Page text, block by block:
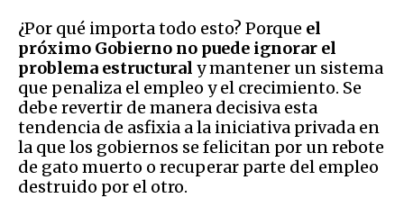
¿Por qué importa todo esto? Porque el
próximo Gobierno no puede ignorar el
problema estructural y mantener un sistema
que penaliza el empleo y el crecimiento. Se
debe revertir de manera decisiva esta
tendencia de asfixia a la iniciativa privada en
la que los gobiernos se felicitan por un rebote
de gato muerto o recuperar parte del empleo
destruido por el otro.